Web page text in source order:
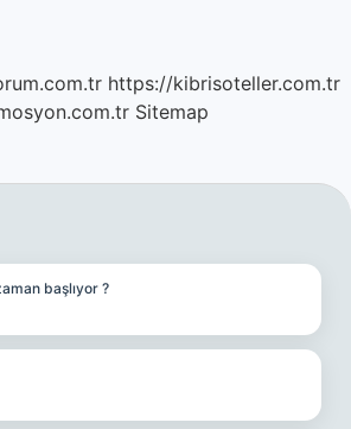
https://kibrisoteller.com.tr
Sitemap
başlıyor ?